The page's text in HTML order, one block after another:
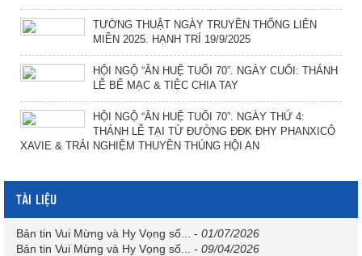
TƯỜNG THUẬT NGÀY TRUYỀN THỐNG LIÊN
MIỀN 2025. HẠNH TRÍ 19/9/2025
HỘI NGỘ “ÂN HUỆ TUỔI 70”. NGÀY CUỐI: THÁNH
LỄ BẾ MẠC & TIỆC CHIA TAY
HỘI NGỘ “ÂN HUỆ TUỔI 70”. NGÀY THỨ 4:
THÁNH LỄ TẠI TỪ ĐƯỜNG ĐĐK ĐHY PHANXICÔ
XAVIE & TRẢI NGHIỆM THUYỀN THÚNG HỘI AN
TÀI LIỆU
Bản tin Vui Mừng và Hy Vọng số... - 01/07/2026
Bản tin Vui Mừng và Hy Vọng số...
- 09/04/2026